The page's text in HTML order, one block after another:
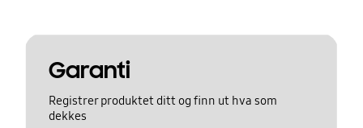
Garanti
Registrer produktet ditt og finn ut hva som
dekkes